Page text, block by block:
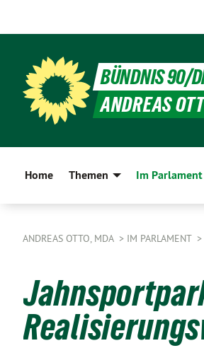
BÜNDNIS 90/
ANDREAS
Home Themen Im Parlament
ANDREAS OTTO, MDA IM PARLAMENT